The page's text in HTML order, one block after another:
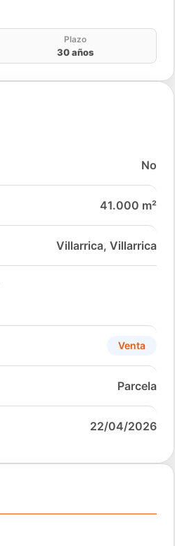
Plazo
30 años
No
41.000 m²
Villarrica, Villarrica
Venta
Parcela
22/04/2026